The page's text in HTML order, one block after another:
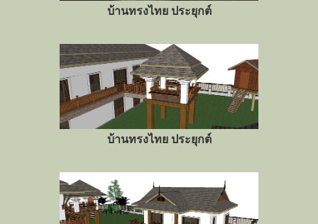
บ้านทรงไทย ประยุกต์
บ้านทรงไทย ประยุกต์